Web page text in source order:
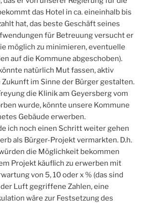
das Hotel in ca. eineinhalb bis
hat, das beste Geschäft seines
für Betreuung versucht er
möglich zu minimieren, eventuelle
auf die Kommune abgeschoben).
natürlich Mut fassen, aktiv
im Sinne der Bürger gestalten.
die Klinik am Geyersberg vom
wurde, könnte unsere Kommune
Gebäude erwerben.
ich noch einen Schritt weiter gehen
als Bürger-Projekt vermarkten. D.h.
die Möglichkeit bekommen
Projekt käuflich zu erwerben mit
von 5, 10 oder x % (das sind
Luft gegriffene Zahlen, eine
wäre zur Festsetzung des